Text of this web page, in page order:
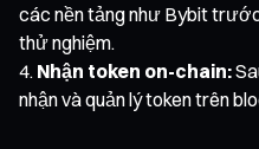
các nền tảng như Bybit
thử nghiệm.
Nhận token on-chain:
nhận và quản lý token trên